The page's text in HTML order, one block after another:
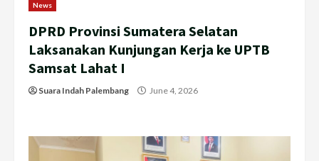
News
DPRD Provinsi Sumatera Selatan
Laksanakan Kunjungan Kerja ke UPTB
Samsat Lahat I
Suara Indah Palembang June 4, 2026